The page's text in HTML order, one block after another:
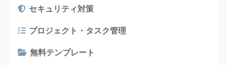
セキュリティ対策
プロジェクト・タスク管理
無料テンプレート